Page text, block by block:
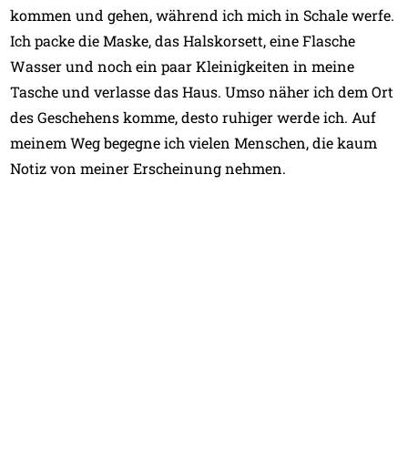
kommen und gehen, während ich mich in Schale werfe.
Ich packe die Maske, das Halskorsett, eine Flasche
Wasser und noch ein paar Kleinigkeiten in meine
Tasche und verlasse das Haus. Umso näher ich dem Ort
des Geschehens komme, desto ruhiger werde ich. Auf
meinem Weg begegne ich vielen Menschen, die kaum
Notiz von meiner Erscheinung nehmen.